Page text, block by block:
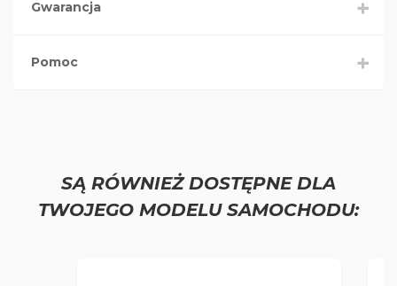
Gwarancja
Pomoc
SĄ RÓWNIEŻ DOSTĘPNE DLA
TWOJEGO MODELU SAMOCHODU: